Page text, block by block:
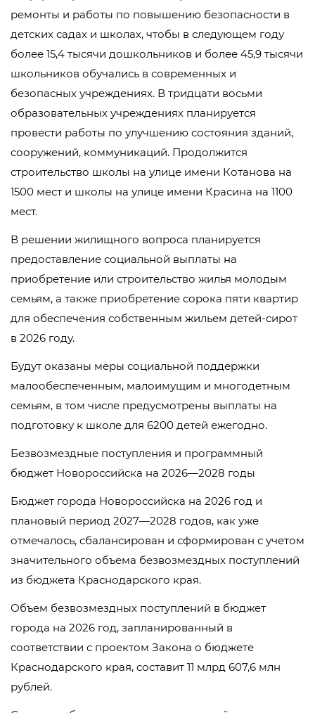
ремонты и работы по повышению безопасности в
детских садах и школах, чтобы в следующем году
более 15,4 тысячи дошкольников и более 45,9 тысячи
школьников обучались в современных и
безопасных учреждениях. В тридцати восьми
образовательных учреждениях планируется
провести работы по улучшению состояния зданий,
сооружений, коммуникаций. Продолжится
строительство школы на улице имени Котанова на
1500 мест и школы на улице имени Красина на 1100
мест.
В решении жилищного вопроса планируется
предоставление социальной выплаты на
приобретение или строительство жилья молодым
семьям, а также приобретение сорока пяти квартир
для обеспечения собственным жильем детей-сирот
в 2026 году.
Будут оказаны меры социальной поддержки
малообеспеченным, малоимущим и многодетным
семьям, в том числе предусмотрены выплаты на
подготовку к школе для 6200 детей ежегодно.
Безвозмездные поступления и программный
бюджет Новороссийска на 2026—2028 годы
Бюджет города Новороссийска на 2026 год и
плановый период 2027—2028 годов, как уже
отмечалось, сбалансирован и сформирован с учетом
значительного объема безвозмездных поступлений
из бюджета Краснодарского края.
Объем безвозмездных поступлений в бюджет
города на 2026 год, запланированный в
соответствии с проектом Закона о бюджете
Краснодарского края, составит 11 млрд 607,6 млн
рублей.